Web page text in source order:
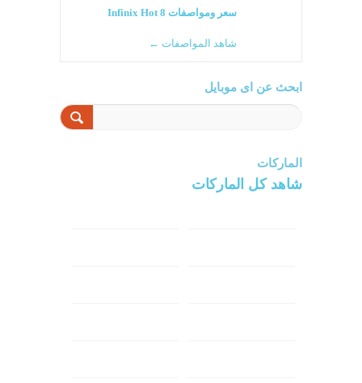
سعر ومواصفات Infinix Hot 8
شاهد المواصفات ←
ابحث عن اى موبايل
الماركات
شاهد كل الماركات